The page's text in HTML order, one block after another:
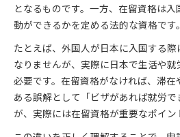
となるものです。一方、在留資格は
動ができるかを定める法的な資格です。
たとえば、外国人が日本に入国する
なりませんが、実際に日本で生活や
必要です。在留資格がなければ、滞在
ある誤解として「ビザがあれば就労
が、実際には在留資格が重要なポイン